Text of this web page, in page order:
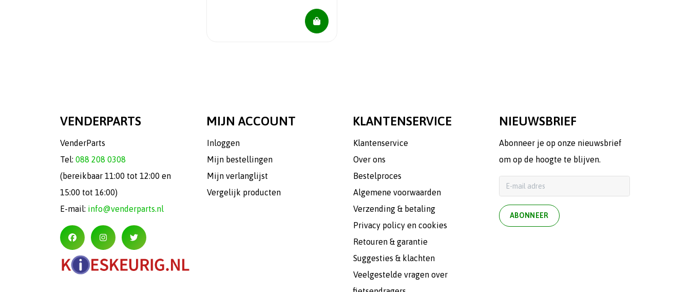
VENDERPARTS
VenderParts
Tel: 088 208 0308
(bereikbaar 11:00 tot 12:00 en
15:00 tot 16:00)
E-mail: info@venderparts.nl
MIJN ACCOUNT
Inloggen
Mijn bestellingen
Mijn verlanglijst
Vergelijk producten
KLANTENSERVICE
Klantenservice
Over ons
Bestelproces
Algemene voorwaarden
Verzending & betaling
Privacy policy en cookies
Retouren & garantie
Suggesties & klachten
Veelgestelde vragen over
NIEUWSBRIEF
Abonneer je op onze nieuwsbrief
om op de hoogte te blijven.
ABONNEER